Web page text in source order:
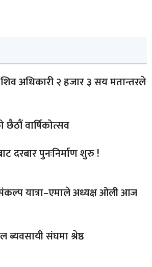
अधिकारी २ हजार ३ सय मतान्तरले
वार्षिकोत्सव
दरबार पुनःनिर्माण शुरु !
यात्रा–एमाले अध्यक्ष ओली आज
ब्यवसायी संघमा श्रेष्ठ